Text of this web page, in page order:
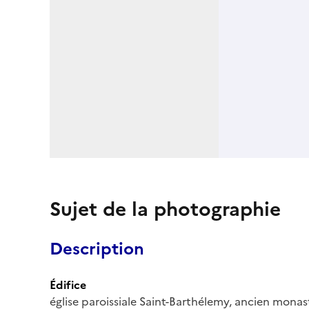
Sujet de la photographie
Description
Édifice
église paroissiale Saint-Barthélemy, ancien